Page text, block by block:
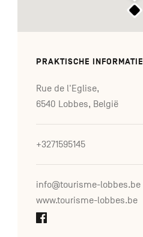
PRAKTISCHE INFORMATIE
Rue de l'Eglise,
6540 Lobbes, België
+3271595145
info@tourisme-lobbes.be
www.tourisme-lobbes.be